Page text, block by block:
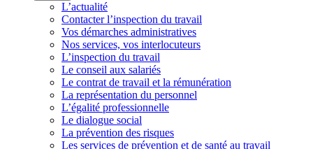
L’actualité
Contacter l’inspection du travail
Vos démarches administratives
Nos services, vos interlocuteurs
L’inspection du travail
Le conseil aux salariés
Le contrat de travail et la rémunération
La représentation du personnel
L’égalité professionnelle
Le dialogue social
La prévention des risques
Les services de prévention et de santé au travail